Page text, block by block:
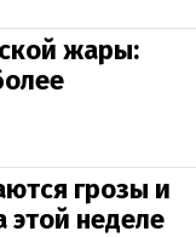
жары:
грозы и
этой неделе